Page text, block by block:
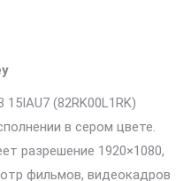
(82RK00L1RK)
в сером цвете.
разрешение 1920×1080,
фильмов, видеокадров